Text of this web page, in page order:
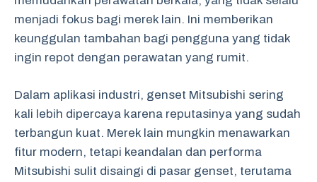
menjadi fokus bagi merek lain. Ini memberikan
keunggulan tambahan bagi pengguna yang tidak
ingin repot dengan perawatan yang rumit.
Dalam aplikasi industri, genset Mitsubishi sering
kali lebih dipercaya karena reputasinya yang sudah
terbangun kuat. Merek lain mungkin menawarkan
fitur modern, tetapi keandalan dan performa
Mitsubishi sulit disaingi di pasar genset, terutama